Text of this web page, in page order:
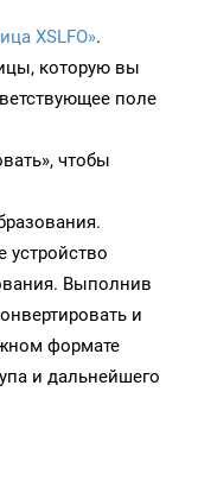
XSLFO».
которую вы
поле
чтобы
устройство
Выполнив
и
формате
и дальнейшего